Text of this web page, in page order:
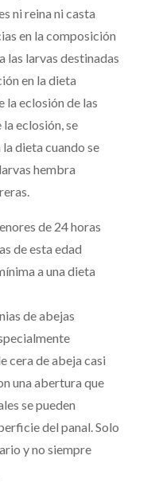
ni reina ni casta
en la composición
las larvas destinadas
en la dieta
la eclosión de las
eclosión, se
dieta cuando se
hembra
de 24 horas
de esta edad
a una dieta
de abejas
cera de abeja casi
una abertura que
se pueden
del panal. Solo
y no siempre